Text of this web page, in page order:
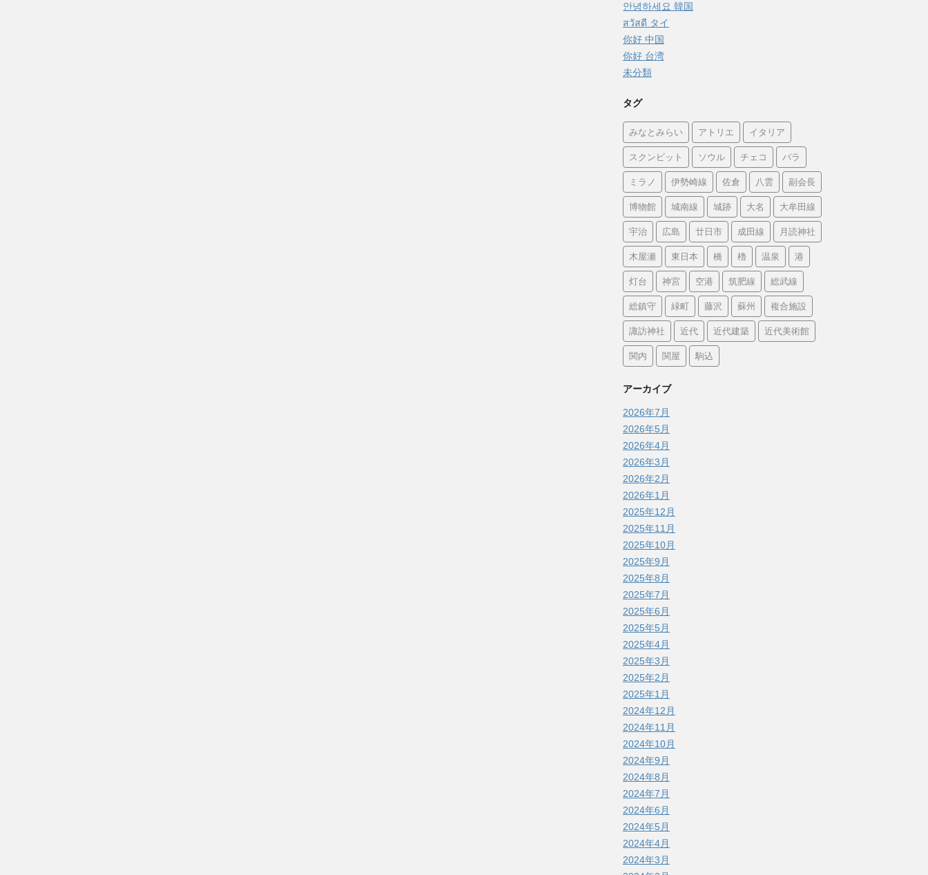
안녕하세요 韓国
สวัสดี タイ
你好 中国
你好 台湾
未分類
タグ
みなとみらい アトリエ イタリア
スクンビット ソウル チェコ バラ
ミラノ 伊勢崎線 佐倉 八雲 副会長
博物館 城南線 城跡 大名 大牟田線
宇治 広島 廿日市 成田線 月読神社
木屋瀬 東日本 橋 櫓 温泉 港
灯台 神宮 空港 筑肥線 総武線
総鎮守 緑町 藤沢 蘇州 複合施設
諏訪神社 近代 近代建築 近代美術館
関内 関屋 駒込
アーカイブ
2026年7月
2026年5月
2026年4月
2026年3月
2026年2月
2026年1月
2025年12月
2025年11月
2025年10月
2025年9月
2025年8月
2025年7月
2025年6月
2025年5月
2025年4月
2025年3月
2025年2月
2025年1月
2024年12月
2024年11月
2024年10月
2024年9月
2024年8月
2024年7月
2024年6月
2024年5月
2024年4月
2024年3月